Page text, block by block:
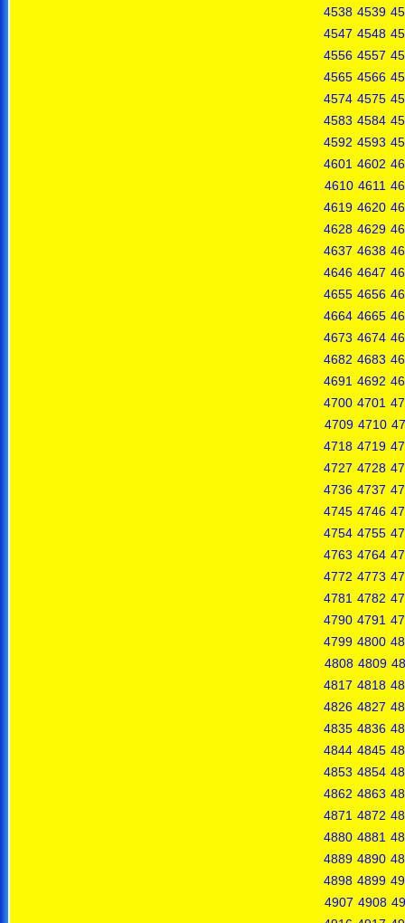
4538 4539
4547 4548
4556 4557
4565 4566
4574 4575
4583 4584
4592 4593
4601 4602
4610 4611
4619 4620
4628 4629
4637 4638
4646 4647
4655 4656
4664 4665
4673 4674
4682 4683
4691 4692
4700 4701
4709 4710
4718 4719
4727 4728
4736 4737
4745 4746
4754 4755
4763 4764
4772 4773
4781 4782
4790 4791
4799 4800
4808 4809
4817 4818
4826 4827
4835 4836
4844 4845
4853 4854
4862 4863
4871 4872
4880 4881
4889 4890
4898 4899
4907 4908